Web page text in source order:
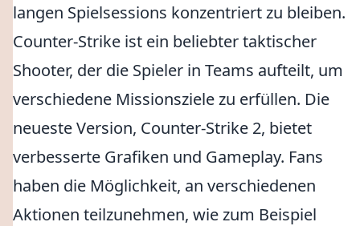
langen Spielsessions konzentriert zu bleiben.
Counter-Strike ist ein beliebter taktischer
Shooter, der die Spieler in Teams aufteilt, um
verschiedene Missionsziele zu erfüllen. Die
neueste Version, Counter-Strike 2, bietet
verbesserte Grafiken und Gameplay. Fans
haben die Möglichkeit, an verschiedenen
Aktionen teilzunehmen, wie zum Beispiel